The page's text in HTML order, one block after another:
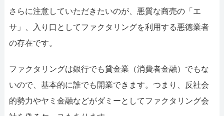
さらに注意していただきたいのが、悪質な商売の「エ
サ」、入り口としてファクタリングを利用する悪徳業者
の存在です。
ファクタリングは銀行でも貸金業（消費者金融）でもな
いので、基本的に誰でも開業できます。つまり、反社会
的勢力やヤミ金融などがダミーとしてファクタリング会